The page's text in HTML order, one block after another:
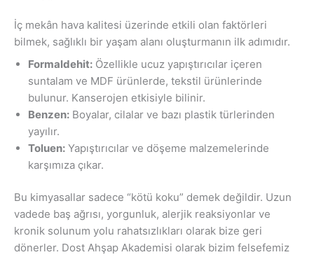
İç mekân hava kalitesi üzerinde etkili olan faktörleri
bilmek, sağlıklı bir yaşam alanı oluşturmanın ilk adımıdır.
Formaldehit: Özellikle ucuz yapıştırıcılar içeren
suntalam ve MDF ürünlerde, tekstil ürünlerinde
bulunur. Kanserojen etkisiyle bilinir.
Benzen: Boyalar, cilalar ve bazı plastik türlerinden
yayılır.
Toluen: Yapıştırıcılar ve döşeme malzemelerinde
karşımıza çıkar.
Bu kimyasallar sadece “kötü koku” demek değildir. Uzun
vadede baş ağrısı, yorgunluk, alerjik reaksiyonlar ve
kronik solunum yolu rahatsızlıkları olarak bize geri
dönerler. Dost Ahşap Akademisi olarak bizim felsefemiz